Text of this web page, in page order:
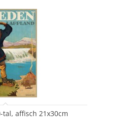
affisch 21x30cm